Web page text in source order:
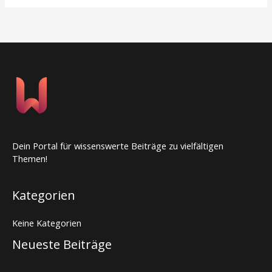
Dein Portal für wissenswerte Beiträge zu vielfältigen
Themen!
Kategorien
Keine Kategorien
Neueste Beiträge